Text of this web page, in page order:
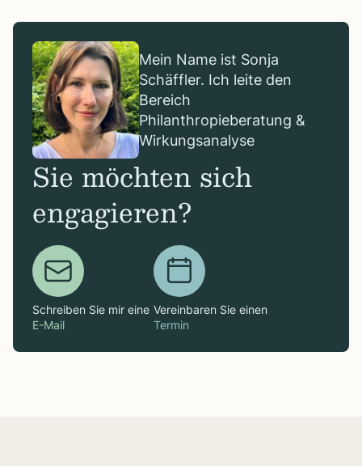
Mein Name ist Sonja
Schäffler. Ich leite den
Bereich
Philanthropieberatung &
Wirkungsanalyse
Sie möchten sich
engagieren?
Schreiben Sie mir eine
E-Mail
Vereinbaren Sie einen
Termin